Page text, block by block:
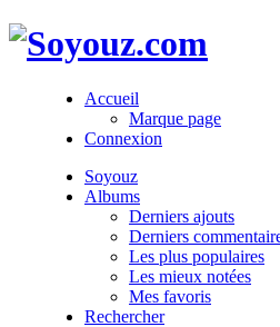
Accueil
Marque page
Connexion
Soyouz
Albums
Derniers ajouts
Derniers
Les plus populaires
Les mieux notées
Mes favoris
Rechercher